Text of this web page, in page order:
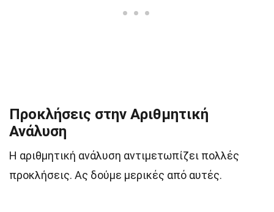
Προκλήσεις στην Αριθμητική
Ανάλυση
Η αριθμητική ανάλυση αντιμετωπίζει πολλές
προκλήσεις. Ας δούμε μερικές από αυτές.